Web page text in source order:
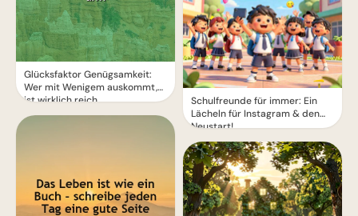
Glücksfaktor Genügsamkeit:
Wer mit Wenigem auskommt,
ist wirklich reich.
Schulfreunde für immer: Ein
Lächeln für Instagram & den
Neustart!